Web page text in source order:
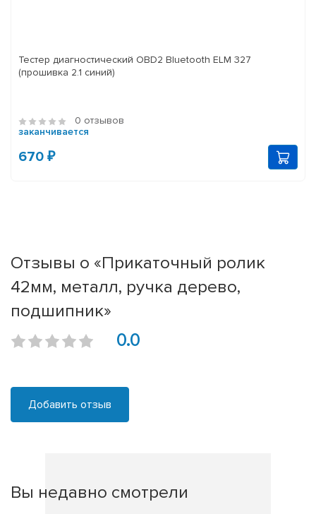
Тестер диагностический OBD2 Bluetooth ELM 327
(прошивка 2.1 синий)
0 отзывов
заканчивается
670 ₽
Отзывы о «Прикаточный ролик
42мм, металл, ручка дерево,
подшипник»
0.0
Добавить отзыв
Вы недавно смотрели